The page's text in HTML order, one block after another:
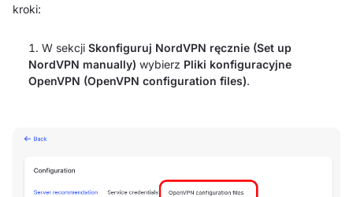
kroki:
W sekcji Skonfiguruj NordVPN ręcznie (Set up
NordVPN manually) wybierz Pliki konfiguracyjne
OpenVPN (OpenVPN configuration files).